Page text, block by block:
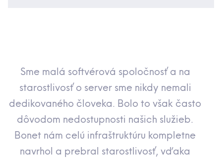
Sme malá softvérová spoločnosť a na
starostlivosť o server sme nikdy nemali
dedikovaného človeka. Bolo to však často
dôvodom nedostupnosti našich služieb.
Bonet nám celú infraštruktúru kompletne
navrhol a prebral starostlivosť, vďaka